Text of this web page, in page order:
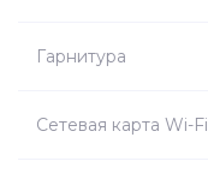
Гарнитура
Сетевая карта Wi-Fi